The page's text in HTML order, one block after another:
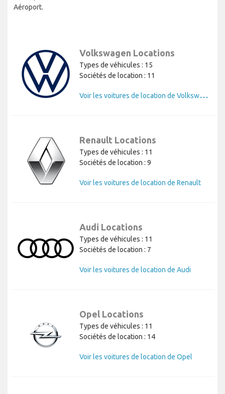
Aéroport.
Volkswagen Locations
Types de véhicules : 15
Sociétés de location : 11
V
oir les voitures de location de Volkswagen
Renault Locations
Types de véhicules : 11
Sociétés de location : 9
Voir les voitures de location de Renault
Audi Locations
Types de véhicules : 11
Sociétés de location : 7
Voir les voitures de location de Audi
Opel Locations
Types de véhicules : 11
Sociétés de location : 14
Voir les voitures de location de Opel